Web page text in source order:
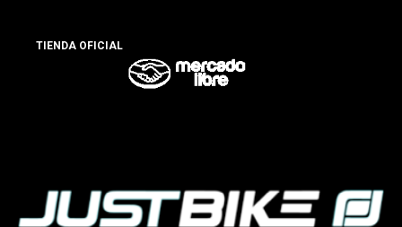
TIENDA OFICIAL